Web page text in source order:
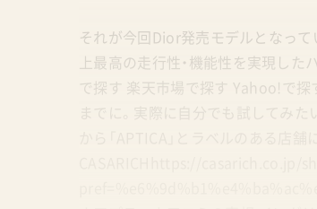
それが今回Dior発売モデルとなって
上最高の走行性・機能性を実現し
で探す 楽天市場で探す Yahoo!で